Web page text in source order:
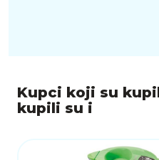
Kupci koji su
kupili su i